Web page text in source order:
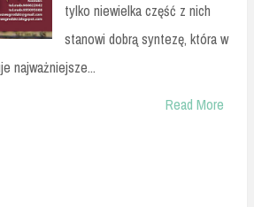
tylko niewielka część z nich
stanowi dobrą syntezę, która w
najważniejsze...
Read More